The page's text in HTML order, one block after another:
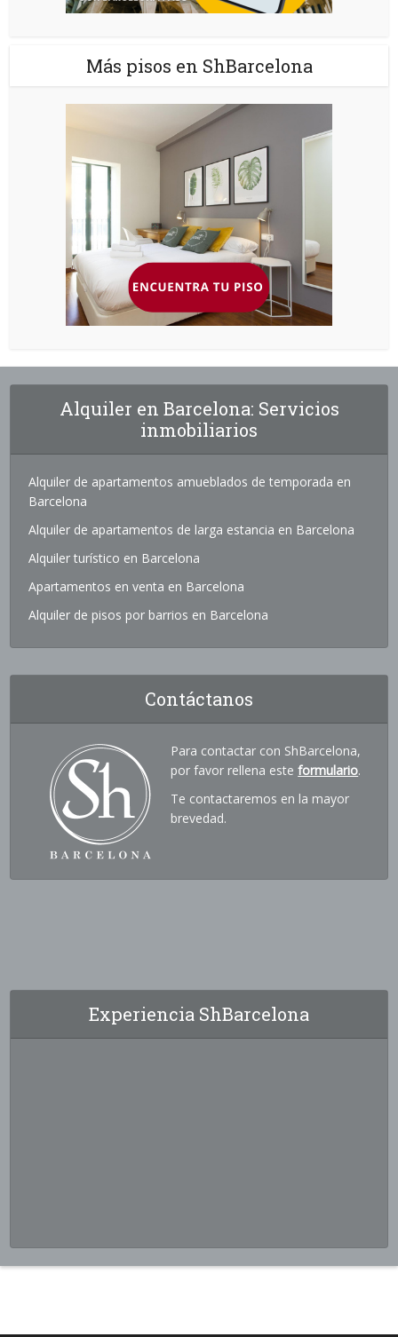
Más pisos en ShBarcelona
Alquiler en Barcelona: Servicios
inmobiliarios
Alquiler de apartamentos amueblados de temporada en
Barcelona
Alquiler de apartamentos de larga estancia en Barcelona
Alquiler turístico en Barcelona
Apartamentos en venta en Barcelona
Alquiler de pisos por barrios en Barcelona
Contáctanos
Para contactar con ShBarcelona,
por favor rellena esteformulario.
Te contactaremos en la mayor
brevedad.
Experiencia ShBarcelona